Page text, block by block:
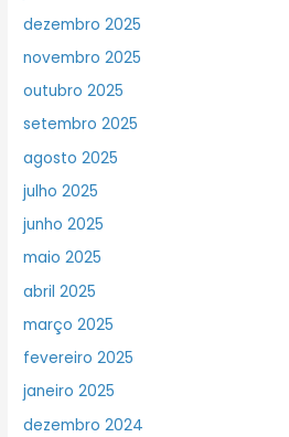
dezembro 2025
novembro 2025
outubro 2025
setembro 2025
agosto 2025
julho 2025
junho 2025
maio 2025
abril 2025
março 2025
fevereiro 2025
janeiro 2025
dezembro 2024